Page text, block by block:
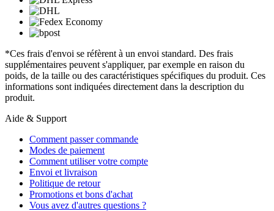
*Ces frais d'envoi se réfèrent à un envoi standard. Des frais
supplémentaires peuvent s'appliquer, par exemple en raison du
poids, de la taille ou des caractéristiques spécifiques du produit. Ces
informations sont indiquées directement dans la description du
produit.
Aide & Support
Comment passer commande
Modes de paiement
Comment utiliser votre compte
Envoi et livraison
Politique de retour
Promotions et bons d'achat
Vous avez d'autres questions ?